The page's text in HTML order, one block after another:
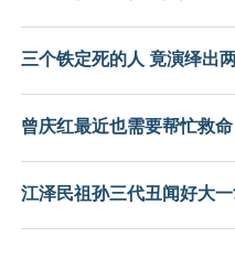
三个铁定死的人 竟演绎出
曾庆红最近也需要帮忙救命
江泽民祖孙三代丑闻好大